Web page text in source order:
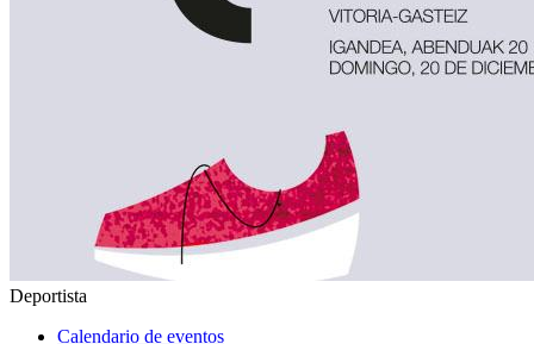
Deportista
Calendario de eventos